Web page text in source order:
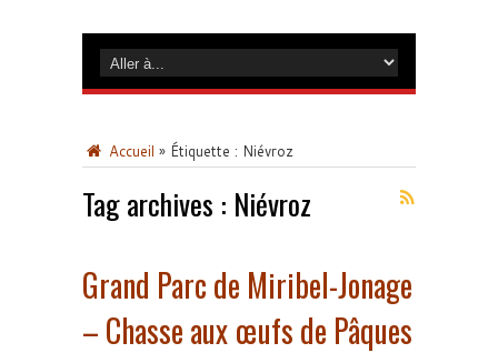
Accueil » Étiquette : Niévroz
Tag archives : Niévroz
Grand Parc de Miribel-Jonage
– Chasse aux œufs de Pâques